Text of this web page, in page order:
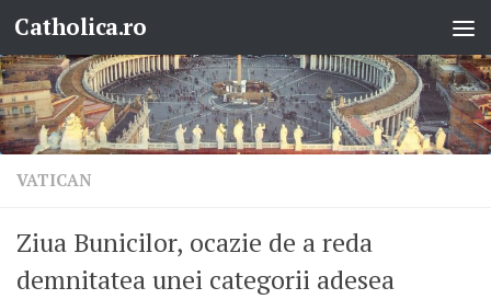
Skip to content
Catholica.ro
VATICAN
Ziua Bunicilor, ocazie de a reda
demnitatea unei categorii adesea